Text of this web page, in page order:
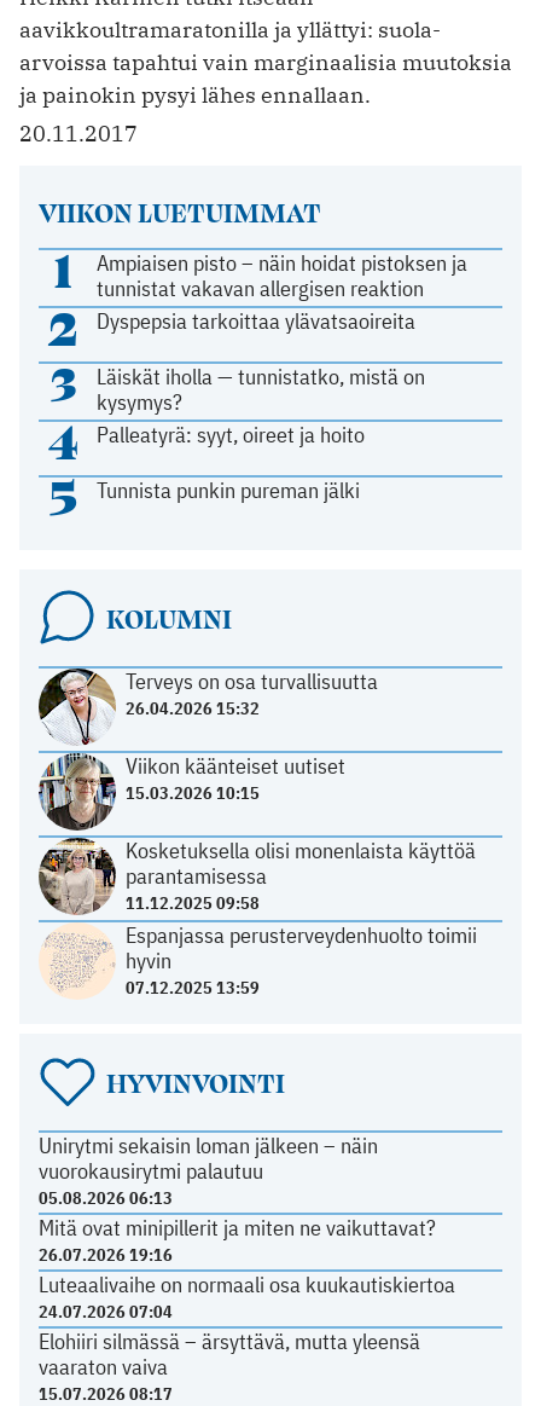
aavikkoultramaratonilla ja yllättyi: suola-
arvoissa tapahtui vain marginaalisia muutoksia
ja painokin pysyi lähes ennallaan.
20.11.2017
VIIKON LUETUIMMAT
1
Ampiaisen pisto – näin hoidat pistoksen ja
tunnistat vakavan allergisen reaktion
2 Dyspepsia tarkoittaa ylävatsaoireita
3
Läiskät iholla — tunnistatko, mistä on
kysymys?
4 Palleatyrä: syyt, oireet ja hoito
5 Tunnista punkin pureman jälki
KOLUMNI
Terveys on osa turvallisuutta
26.04.2026 15:32
Viikon käänteiset uutiset
15.03.2026 10:15
Kosketuksella olisi monenlaista käyttöä
parantamisessa
11.12.2025 09:58
Espanjassa perusterveydenhuolto toimii
hyvin
07.12.2025 13:59
HYVINVOINTI
Unirytmi sekaisin loman jälkeen – näin
vuorokausirytmi palautuu
05.08.2026 06:13
Mitä ovat minipillerit ja miten ne vaikuttavat?
26.07.2026 19:16
Luteaalivaihe on normaali osa kuukautiskiertoa
24.07.2026 07:04
Elohiiri silmässä – ärsyttävä, mutta yleensä
vaaraton vaiva
15.07.2026 08:17